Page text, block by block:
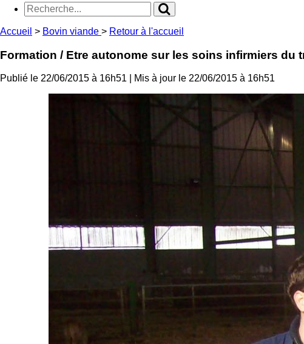
Accueil > Bovin viande > Retour à l'accueil
Formation / Etre autonome sur les soins infirmiers du
Publié le 22/06/2015 à 16h51 | Mis à jour le 22/06/2015 à 16h51